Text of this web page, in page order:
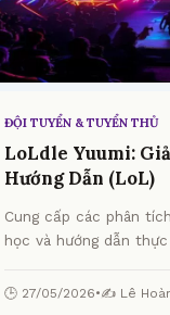
ĐỘI TUYỂN & TUYỂN THỦ
LoLdle Yuumi:
Hướng Dẫn (LoL)
Cung cấp các phân
học và hướng dẫn
(LoL) từ chuyên gia.
🕒 27/05/2026•✍️ Lê